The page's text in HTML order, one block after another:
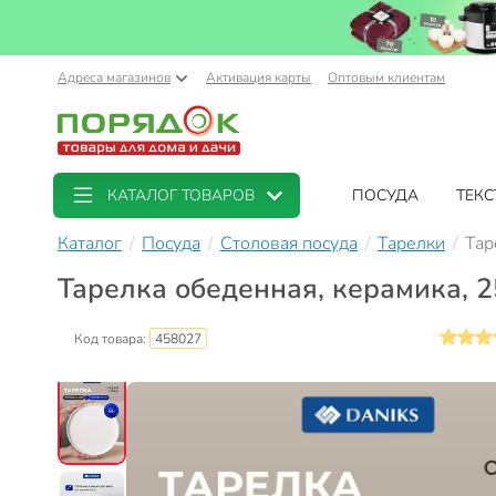
Адреса магазинов Активация карты Оптовым клиентам
КАТАЛОГ ТОВАРОВ ПОСУДА
Каталог Посуда Столовая посуда Тарелки
Тарелка обеденная, керамика,
Код товара: 458027